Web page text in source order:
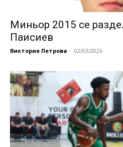
Миньор 2015 се
Паисиев
Виктория Петрова - 02/03/2026